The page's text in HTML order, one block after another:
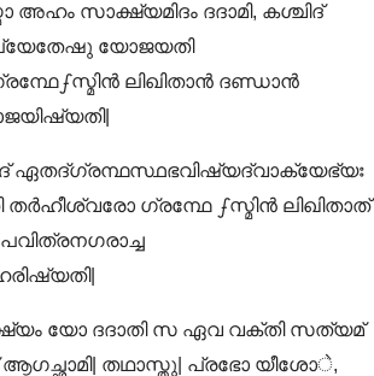
സാക്ഷ്യമിദം ദദാമി, കശ്ചിദ്
യോജയതി
ലിഖിതാൻ ദണ്ഡാൻ
ഏതദ്ഗ്രന്ഥസ്ഥഭവിഷ്യദ്വാക്യേഭ്യഃ
ഗ്രന്ഥേ ഽസ്മിൻ ലിഖിതാത്
യോ ദദാതി സ ഏവ വക്തി സത്യമ്
തഥാസ്തു| പ്രഭോ യീശോे,